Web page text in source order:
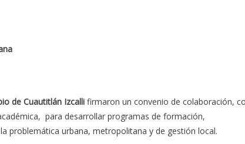
de Cuautitlán Izcalli firmaron un convenio de colaboración,
para desarrollar programas de formación,
problemática urbana, metropolitana y de gestión local.